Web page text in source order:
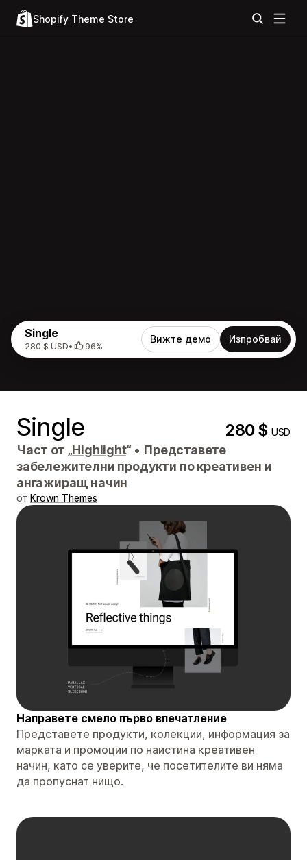
Shopify Theme Store
Single
280 $ USD• 96%
Вижте демо Изпробвай
Single 280 $USD
Част от „Highlight“ • Представете
забележителни продукти по креативен и
ангажиращ начин
от Krown Themes
Направете смело първо впечатление
Представете продукти, колекции, информация за
марката и промоции по наистина креативен
начин, като се уверите, че посетителите ви няма
да пропуснат нищо.